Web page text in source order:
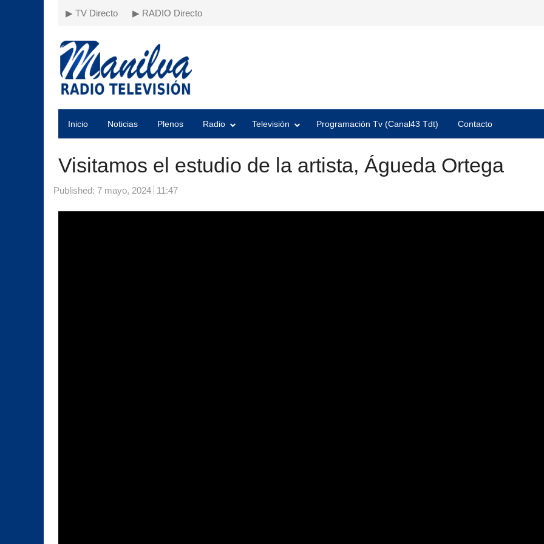
▶ TV Directo ▶ RADIO Directo
Inicio Noticias Plenos Radio Televisión Programación Tv (Canal43 Tdt) Contacto
Visitamos el estudio de la artista, Águeda Ortega
Published: 7 mayo, 2024 11:47